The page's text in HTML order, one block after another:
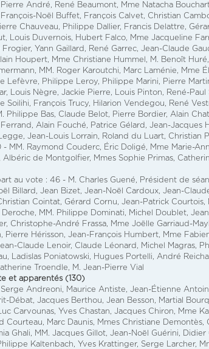
André, René Beaumont, Mme Natacha
Noël Buffet, François Calvet, Christian
Chauveau, Philippe Dallier, Francis Delattre,
Louis Duvernois, Hubert Falco, Mme Jacqueline
Yann Gaillard, René Garrec, Jean-Claude
Houpert, Mme Christiane Hummel, M. Benoît
MM. Roger Karoutchi, Marc Laménie, Mme
Lefèvre, Philippe Leroy, Philippe Marini, Pierre
Louis Nègre, Jackie Pierre, Louis Pinton, René-Paul
Soilihi, François Trucy, Hilarion Vendegou, René
Philippe Bas, Claude Belot, Pierre Bordier, Alain
Alain Fouché, Patrice Gélard, Jean-Jacques
Jean-Louis Lorrain, Roland du Luart, Christian
- MM. Raymond Couderc, Éric Doligé, Mme Marie-
Albéric de Montgolfier, Mmes Sophie Primas,
au vote : 46 - M. Charles Guené, Président de
Billard, Jean Bizet, Jean-Noël Cardoux, Jean-
Cointat, Gérard Cornu, Jean-Patrick
MM. Philippe Dominati, Michel Doublet,
Christophe-André Frassa, Mme Joëlle Garriaud-
Pierre Hérisson, Jean-François Humbert, Mme
Claude Lenoir, Claude Léonard, Michel Magras,
Ladislas Poniatowski, Hugues Portelli, André
Troendle, M. Jean-Pierre Vial
et apparentés (130)
Serge Andreoni, Maurice Antiste, Jean-Étienne
Débat, Jacques Berthou, Jean Besson, Martial
Carvounas, Yves Chastan, Jacques Chiron, Mme
Courteau, Marc Daunis, Mmes Christiane
Ghali, MM. Jacques Gillot, Jean-Noël Guérini,
Kaltenbach, Yves Krattinger, Serge Larcher,